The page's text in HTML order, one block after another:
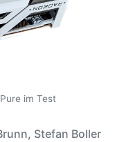
im Test
Stefan Boller